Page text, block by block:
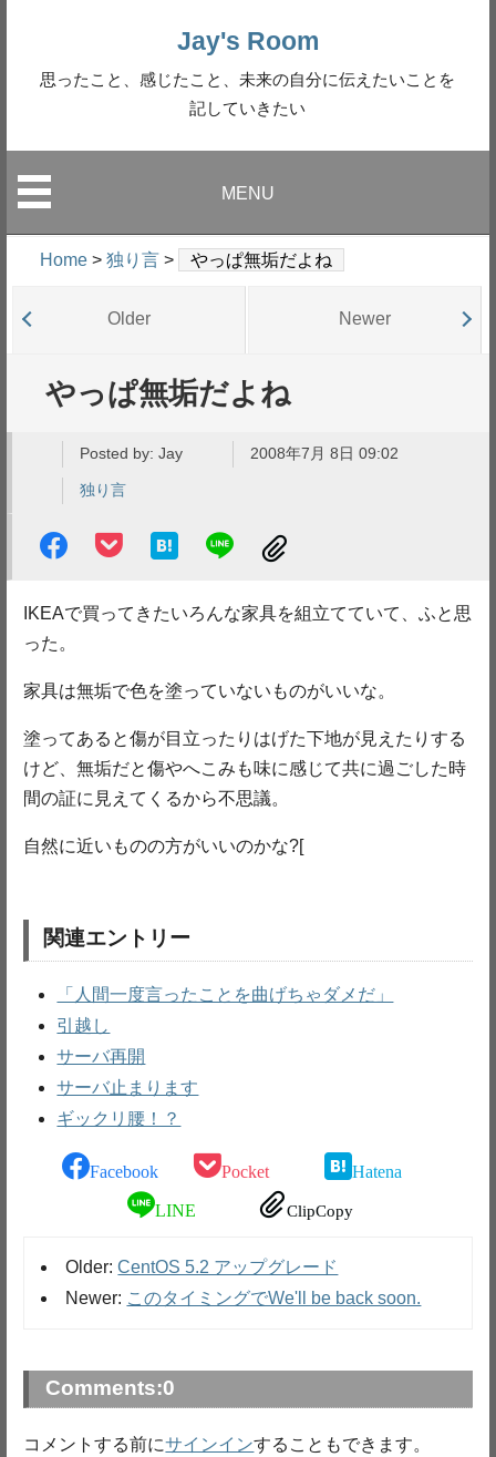
Jay's Room
思ったこと、感じたこと、未来の自分に伝えたいことを
記していきたい
MENU
Home >独り言 > やっぱ無垢だよね
Older Newer
やっぱ無垢だよね
Posted by:Jay 2008年7月 8日 09:02
独り言
IKEAで買ってきたいろんな家具を組立てていて、ふと思
った。
家具は無垢で色を塗っていないものがいいな。
塗ってあると傷が目立ったりはげた下地が見えたりする
けど、無垢だと傷やへこみも味に感じて共に過ごした時
間の証に見えてくるから不思議。
自然に近いものの方がいいのかな?[
関連エントリー
「人間一度言ったことを曲げちゃダメだ」
引越し
サーバ再開
サーバ止まります
ギックリ腰！？
Facebook Pocket Hatena
LINE ClipCopy
Older:CentOS 5.2 アップグレード
Newer: このタイミングでWe'll be back soon.
Comments:0
コメントする前にサインインすることもできます。